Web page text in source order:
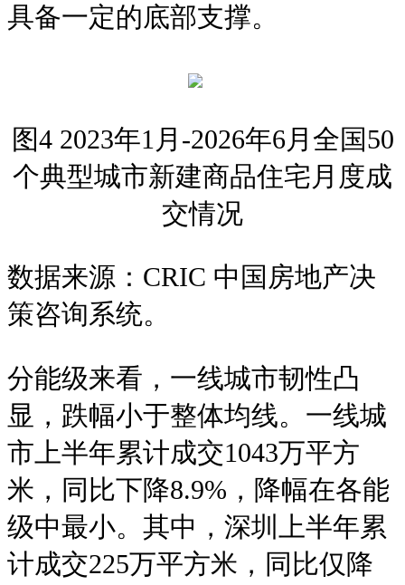
具备一定的底部支撑。
图4 2023年1月-2026年6月全国50
个典型城市新建商品住宅月度成
交情况
数据来源：CRIC 中国房地产决
策咨询系统。
分能级来看，一线城市韧性凸
显，跌幅小于整体均线。一线城
市上半年累计成交1043万平方
米，同比下降8.9%，降幅在各能
级中最小。其中，深圳上半年累
计成交225万平方米，同比仅降